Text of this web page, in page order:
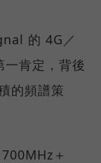
的 4G／
肯定，背後
的頻譜策
＋